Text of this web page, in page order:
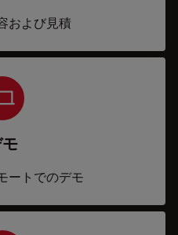
および見積
ートでのデモ